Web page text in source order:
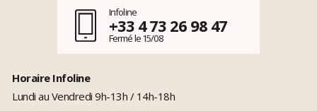
Infoline
+33 4 73 26 98 47
Fermé le 15/08
Horaire Infoline
Lundi au Vendredi 9h-13h / 14h-18h